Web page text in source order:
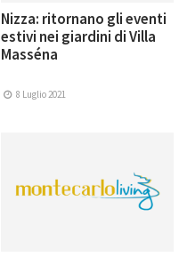
Nizza: ritornano gli eventi
estivi nei giardini di Villa
Masséna
8 Luglio 2021